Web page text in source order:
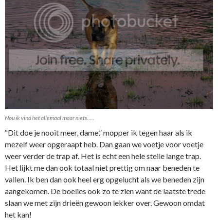
Nou ik vind het allemaal maar niets…..
“Dit doe je nooit meer, dame,” mopper ik tegen haar als ik
mezelf weer opgeraapt heb. Dan gaan we voetje voor voetje
weer verder de trap af. Het is echt een hele steile lange trap.
Het lijkt me dan ook totaal niet prettig om naar beneden te
vallen. Ik ben dan ook heel erg opgelucht als we beneden zijn
aangekomen. De boelies ook zo te zien want de laatste trede
slaan we met zijn drieën gewoon lekker over. Gewoon omdat
het kan!